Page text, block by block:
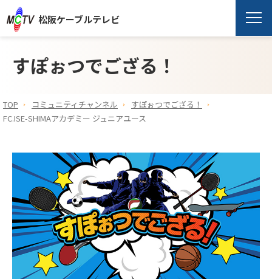
松阪ケーブルテレビ
すぽぉつでござる！
TOP コミュニティチャンネル
すぽぉつでござる！
FC.ISE-SHIMAアカデミー ジュニアユース